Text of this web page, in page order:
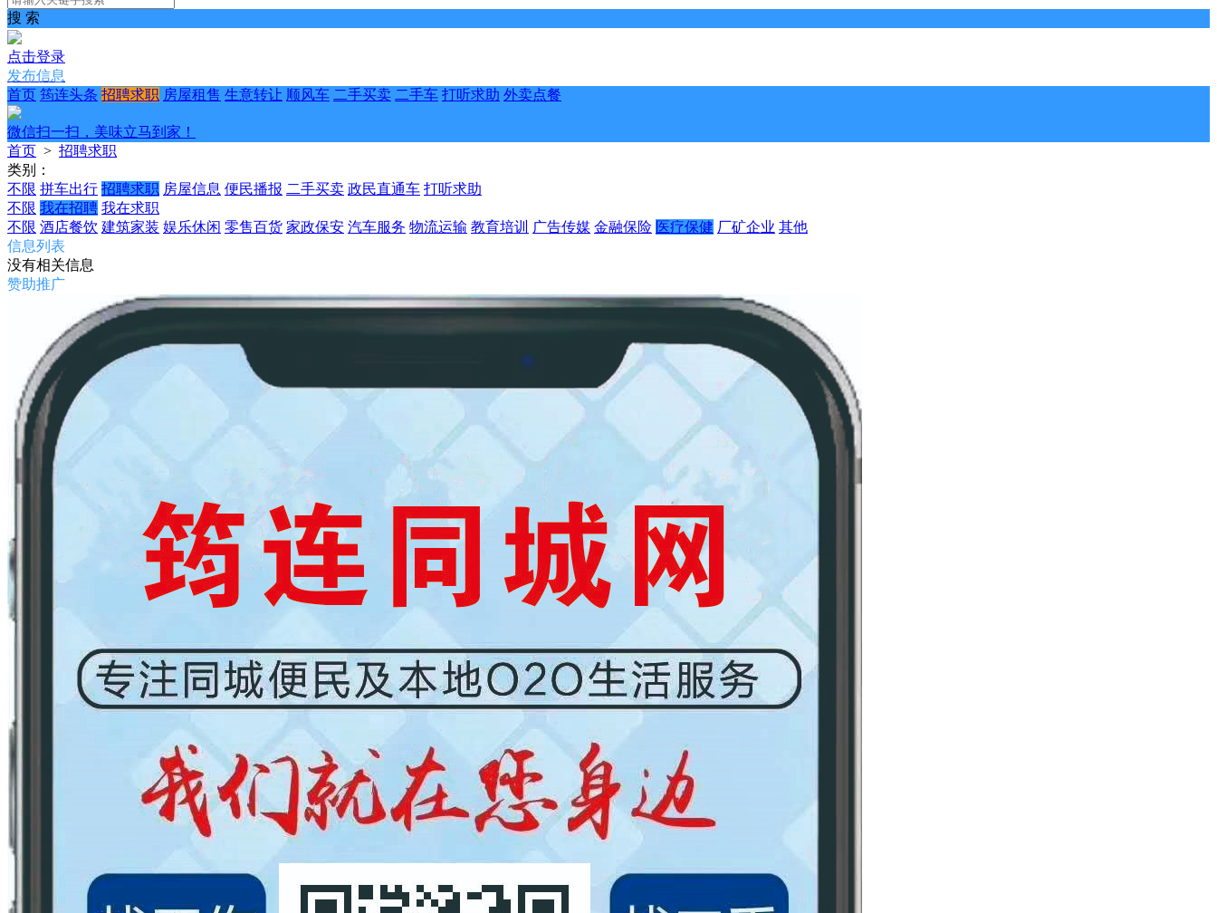
搜 索
点击登录
发布信息
首页 筠连头条 招聘求职 房屋租售 生意转让 顺风车 二手买卖 二手车 打听求助 外卖点餐
微信扫一扫，美味立马到家！
首页 > 招聘求职
类别：
不限 拼车出行 招聘求职 房屋信息 便民播报 二手买卖 政民直通车 打听求助
不限 我在招聘 我在求职
不限 酒店餐饮 建筑家装 娱乐休闲 零售百货 家政保安 汽车服务 物流运输 教育培训 广告传媒 金融保险 医疗保健 厂矿企业 其他
信息列表
没有相关信息
赞助推广